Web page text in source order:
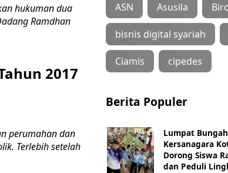
hukuman dua
Ramdhan
2017
perumahan dan
Terlebih setelah
ASN Asusila
bisnis digital syariah
Ciamis cipedes
Berita Populer
Lumpat
Kersanagara
Dorong Siswa
dan Peduli